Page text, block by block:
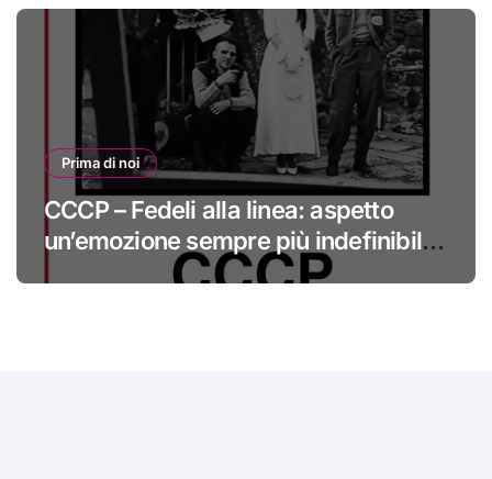
Prima di noi
CCCP – Fedeli alla linea: aspetto
un’emozione sempre più indefinibile
#primadinoi